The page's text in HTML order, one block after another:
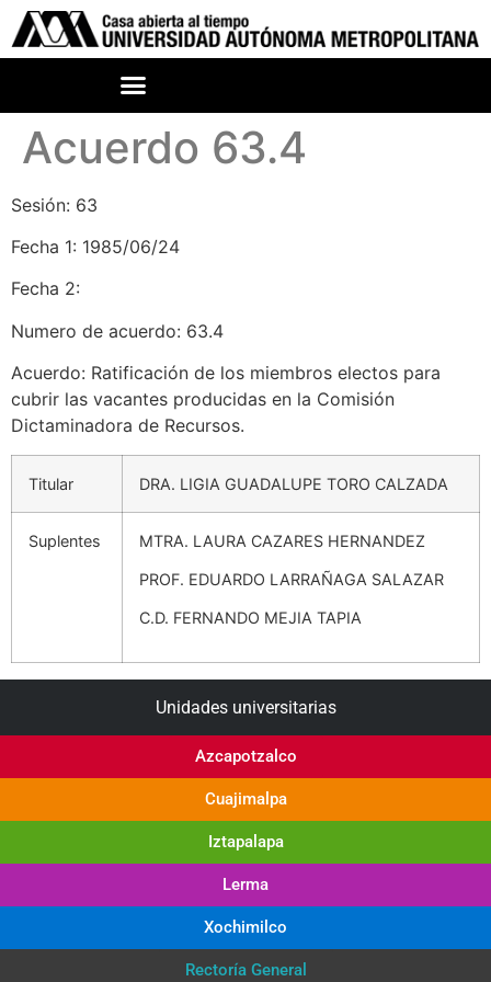
Acuerdo 63.4
Sesión: 63
Fecha 1: 1985/06/24
Fecha 2:
Numero de acuerdo: 63.4
Acuerdo: Ratificación de los miembros electos para
cubrir las vacantes producidas en la Comisión
Dictaminadora de Recursos.
Titular DRA. LIGIA GUADALUPE TORO CALZADA
Suplentes MTRA. LAURA CAZARES HERNANDEZ
PROF. EDUARDO LARRAÑAGA SALAZAR
C.D. FERNANDO MEJIA TAPIA
Unidades universitarias
Azcapotzalco
Cuajimalpa
Iztapalapa
Lerma
Xochimilco
Rectoría General